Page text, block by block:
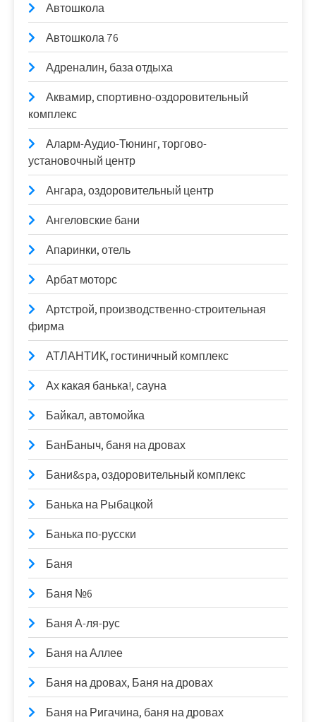
Автошкола
Автошкола 76
Адреналин, база отдыха
Аквамир, спортивно-оздоровительный
комплекс
Аларм-Аудио-Тюнинг, торгово-
установочный центр
Ангара, оздоровительный центр
Ангеловские бани
Апаринки, отель
Арбат моторс
Артстрой, производственно-строительная
фирма
АТЛАНТИК, гостиничный комплекс
Ах какая банька!, сауна
Байкал, автомойка
БанБаныч, баня на дровах
Бани&spa, оздоровительный комплекс
Банька на Рыбацкой
Банька по-русски
Баня
Баня №6
Баня А-ля-рус
Баня на Аллее
Баня на дровах, Баня на дровах
Баня на Ригачина, баня на дровах